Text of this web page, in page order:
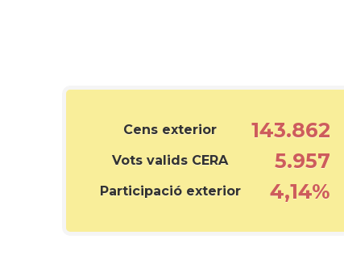
Cens exterior 143.862
Vots valids CERA 5.957
Participació exterior 4,14%